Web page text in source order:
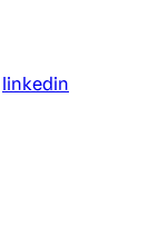
linkedin